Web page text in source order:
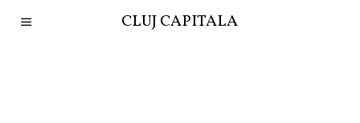
CLUJ CAPITALA